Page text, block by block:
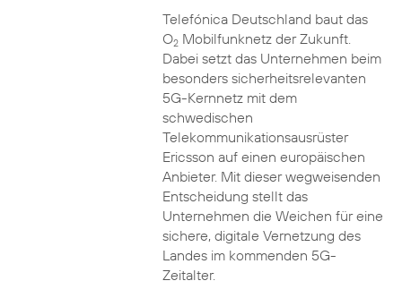
Telefónica Deutschland baut das
O2Mobilfunknetz der Zukunft.
Dabei setzt das Unternehmen beim
besonders sicherheitsrelevanten
5G-Kernnetz mit dem
schwedischen
Telekommunikationsausrüster
Ericsson auf einen europäischen
Anbieter. Mit dieser wegweisenden
Entscheidung stellt das
Unternehmen die Weichen für eine
sichere, digitale Vernetzung des
Landes im kommenden 5G-
Zeitalter.